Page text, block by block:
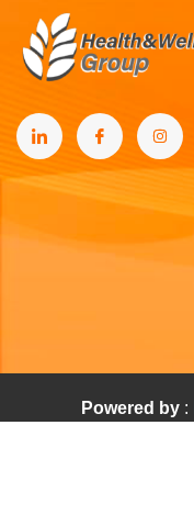
Powered by :